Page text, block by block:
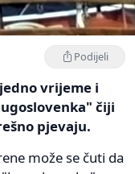
Podijeli
vrijeme i
čiji
pjevaju.
može se čuti da